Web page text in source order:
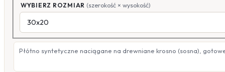
WYBIERZ ROZMIAR (szerokość × wysokość)
Płótno syntetyczne naciągane na drewniane krosno (sosna),